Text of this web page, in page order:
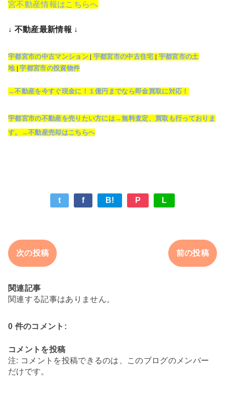
宮不動産情報はこちらへ
↓ 不動産最新情報 ↓
宇都宮市の中古マンション| 宇都宮市の中古住宅 | 宇都宮市の土
地|宇都宮市の投資物件
→不動産を今すぐ現金に！１億円までなら即金買取に対応！
宇都宮市の不動産を売りたい方には→無料査定、買取も行っておりま
す。→不動産売却はこちらへ
t f B! P L
次の投稿 前の投稿
関連記事
関連する記事はありません。
0 件のコメント:
コメントを投稿
注: コメントを投稿できるのは、このブログのメンバー
だけです。